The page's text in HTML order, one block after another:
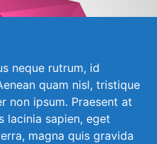
neque rutrum, id
quam nisl, tristique
non ipsum. Praesent at
lacinia sapien, eget
magna quis gravida